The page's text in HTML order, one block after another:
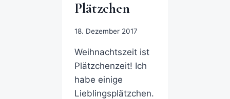
Plätzchen
18. Dezember 2017
Weihnachtszeit ist
Plätzchenzeit! Ich
habe einige
Lieblingsplätzchen.